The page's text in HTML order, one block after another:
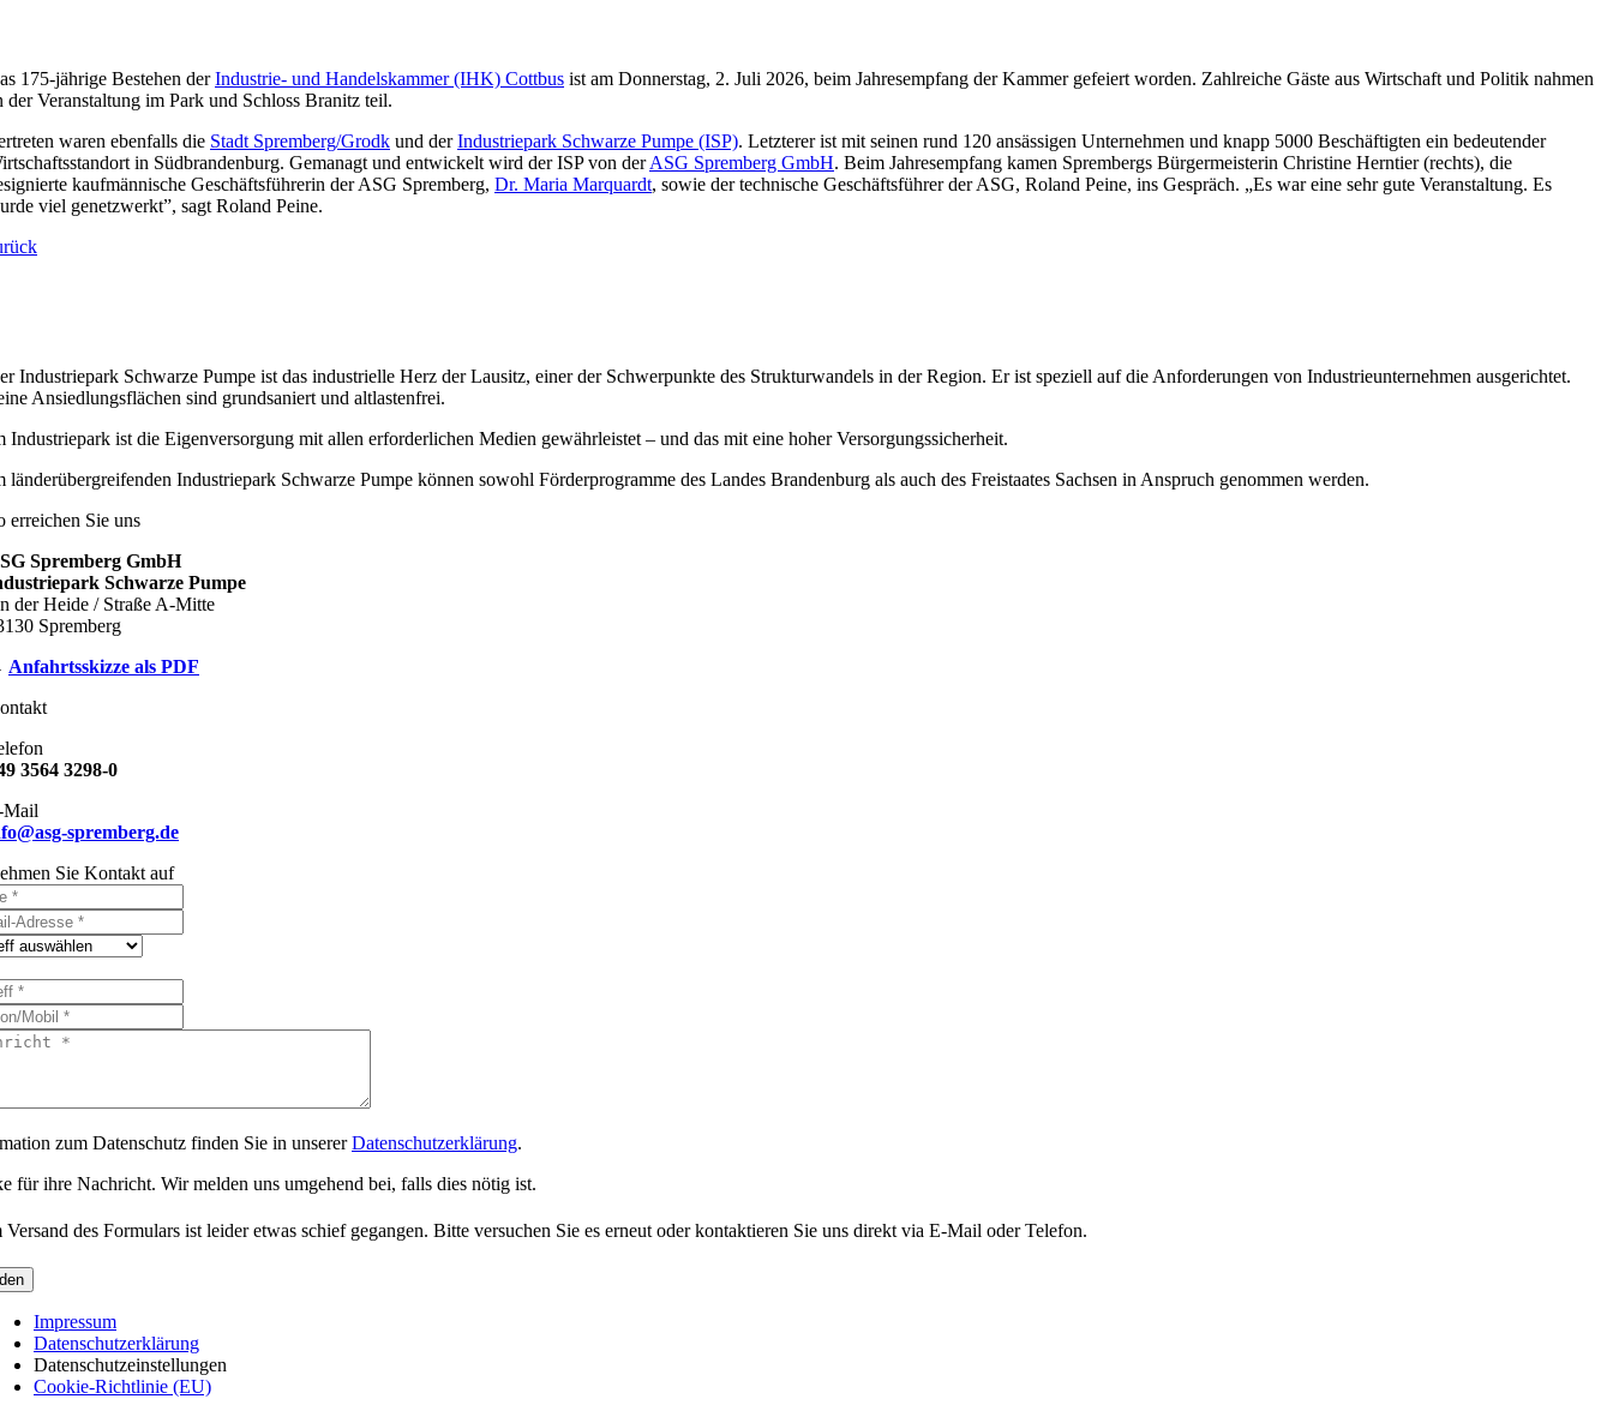
175-jährige Bestehen derIndustrie- und Handelskammer (IHK) Cottbus ist am Donnerstag, 2. Juli 2026, beim Jahresempfang der Kammer gefeiert worden. Zahlreiche Gäste aus Wirtschaft und Politik nahmen
der Veranstaltung im Park und Schloss Branitz teil.
waren ebenfalls die Stadt Spremberg/Grodk und derIndustriepark Schwarze Pumpe (ISP). Letzterer ist mit seinen rund 120 ansässigen Unternehmen und knapp 5000 Beschäftigten ein bedeutender
in Südbrandenburg. Gemanagt und entwickelt wird der ISP von derASG Spremberg GmbH. Beim Jahresempfang kamen Sprembergs Bürgermeisterin Christine Herntier (rechts), die
kaufmännische Geschäftsführerin der ASG Spremberg, Dr. Maria Marquardt, sowie der technische Geschäftsführer der ASG, Roland Peine, ins Gespräch. „Es war eine sehr gute Veranstaltung. Es
viel genetzwerkt”, sagt Roland Peine.
Industriepark Schwarze Pumpe ist das industrielle Herz der Lausitz, einer der Schwerpunkte des Strukturwandels in der Region. Er ist speziell auf die Anforderungen von Industrieunternehmen ausgerichtet.
Ansiedlungsflächen sind grundsaniert und altlastenfrei.
Industriepark ist die Eigenversorgung mit allen erforderlichen Medien gewährleistet – und das mit eine hoher Versorgungssicherheit.
länderübergreifenden Industriepark Schwarze Pumpe können sowohl Förderprogramme des Landes Brandenburg als auch des Freistaates Sachsen in Anspruch genommen werden.
erreichen Sie uns
Spremberg GmbH
Schwarze Pumpe
der Heide / Straße A-Mitte
Spremberg
Anfahrtsskizze als PDF
3564 3298-0
Mail
spremberg.de
Sie Kontakt auf
zum Datenschutz finden Sie in unsererDatenschutzerklärung.
für ihre Nachricht. Wir melden uns umgehend bei, falls dies nötig ist.
Versand des Formulars ist leider etwas schief gegangen. Bitte versuchen Sie es erneut oder kontaktieren Sie uns direkt via E-Mail oder Telefon.
Impressum
Datenschutzerklärung
Datenschutzeinstellungen
Cookie-Richtlinie (EU)